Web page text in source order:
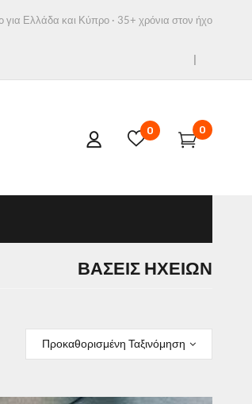
Ελλάδα και Κύπρο · 35+ χρόνια στον ήχο
0 0
ΒΆΣΕΙΣ ΗΧΕΊΩΝ
Προκαθορισμένη Ταξινόμηση